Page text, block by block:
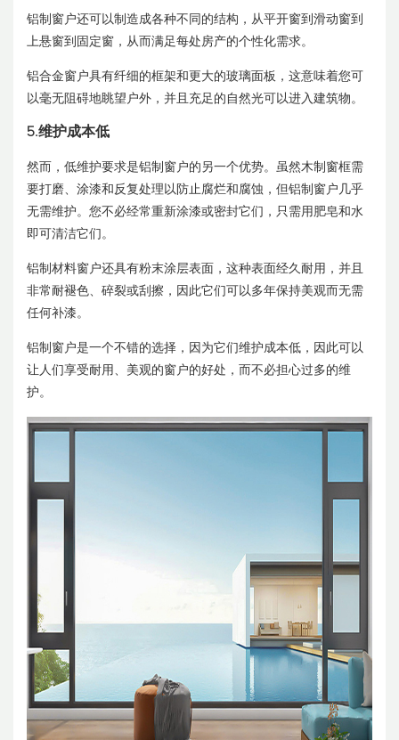
铝制窗户还可以制造成各种不同的结构，从平开窗到滑动窗到
上悬窗到固定窗，从而满足每处房产的个性化需求。
铝合金窗户具有纤细的框架和更大的玻璃面板，这意味着您可
以毫无阻碍地眺望户外，并且充足的自然光可以进入建筑物。
5.维护成本低
然而，低维护要求是铝制窗户的另一个优势。虽然木制窗框需
要打磨、涂漆和反复处理以防止腐烂和腐蚀，但铝制窗户几乎
无需维护。您不必经常重新涂漆或密封它们，只需用肥皂和水
即可清洁它们。
铝制材料窗户还具有粉末涂层表面，这种表面经久耐用，并且
非常耐褪色、碎裂或刮擦，因此它们可以多年保持美观而无需
任何补漆。
铝制窗户是一个不错的选择，因为它们维护成本低，因此可以
让人们享受耐用、美观的窗户的好处，而不必担心过多的维
护。